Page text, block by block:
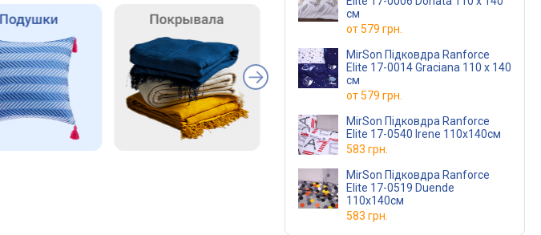
см
от579 грн.
MirSon Підковдра Ranforce
Elite 17-0014 Graciana 110 x 140
см
от579 грн.
MirSon Підковдра Ranforce
Elite 17-0540 Irene 110x140см
583 грн.
MirSon Підковдра Ranforce
Elite 17-0519 Duende
110x140см
583 грн.